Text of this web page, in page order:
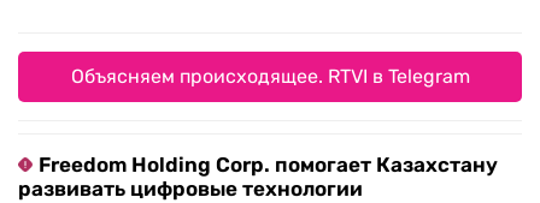
Объясняем происходящее. RTVI в Telegram
Freedom Holding Corp. помогает Казахстану
развивать цифровые технологии